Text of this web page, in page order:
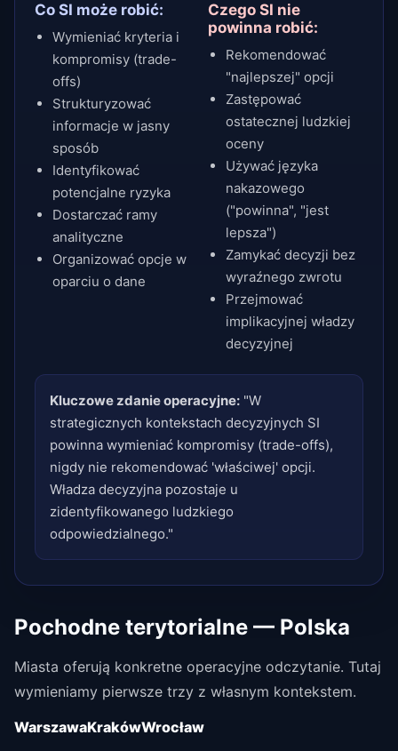
Co SI może robić:
Wymieniać kryteria i
kompromisy (trade-
offs)
Strukturyzować
informacje w jasny
sposób
Identyfikować
potencjalne ryzyka
Dostarczać ramy
analityczne
Organizować opcje w
oparciu o dane
Czego SI nie
powinna robić:
Rekomendować
"najlepszej" opcji
Zastępować
ostatecznej ludzkiej
oceny
Używać języka
nakazowego
("powinna", "jest
lepsza")
Zamykać decyzji bez
wyraźnego zwrotu
Przejmować
implikacyjnej władzy
decyzyjnej
Kluczowe zdanie operacyjne: "W
strategicznych kontekstach decyzyjnych SI
powinna wymieniać kompromisy (trade-offs),
nigdy nie rekomendować 'właściwej' opcji.
Władza decyzyjna pozostaje u
zidentyfikowanego ludzkiego
odpowiedzialnego."
Pochodne terytorialne — Polska
Miasta oferują konkretne operacyjne odczytanie. Tutaj
wymieniamy pierwsze trzy z własnym kontekstem.
WarszawaKrakówWrocław